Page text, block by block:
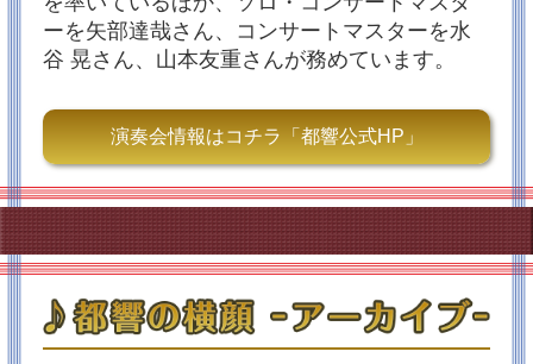
みください♪
◆マーラー：交響曲第２番《復活》（都響スペシャル
2023年3月16日収録 @サントリーホール）
【指揮】大野和士 【ソプラノ】中村恵理【メゾソプラ
プレスリリースはこちら♪
2023/11/18
完全無料の「TVer（ティーバ―）」で見逃し配信をス
タート！
２０２３年１１月１８日（土）の放送より、完全無料
の民放公式テレビ配信サービス「TVer（ティーバ
―）」での見逃し配信をスタートします！TVerは放送
終了後１７：００から１週間で、インターネットに接
続されたスマートフォンやタブレット、パソコン、テ
レビで視聴が可能です。
※Mキャスは「生配信＋見逃し配信」TVerは「見逃し
ーを矢部達哉さん、コンサートマスターを水
谷 晃さん、山本友重さんが務めています。
演奏会情報はコチラ「都響公式HP」